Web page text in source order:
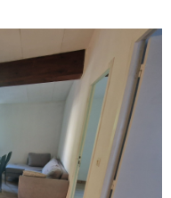
tranquillité,
des commodités